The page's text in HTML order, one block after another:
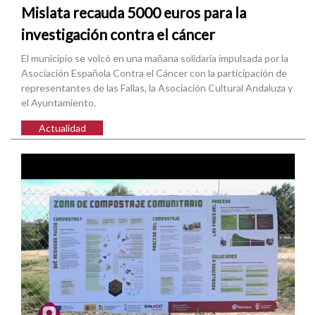
Mislata recauda 5000 euros para la
investigación contra el cáncer
El municipio se volcó en una mañana solidaria impulsada por la
Asociación Española Contra el Cáncer con la participación de
representantes de las Fallas, la Asociación Cultural Andaluza y
el Ayuntamiento.
Actualidad